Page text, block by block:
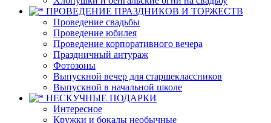
ПРОВЕДЕНИЕ ПРАЗДНИКОВ И ТОРЖЕСТВ
Проведение свадьбы
Проведение юбилея
Проведение корпоративного вечера
Праздничный антураж
Фотозоны
Выпускной вечер для старшеклассников
Выпускной в начальной школе
НЕСКУЧНЫЕ ПОДАРКИ
Интересное
Кружки и бокалы необычные